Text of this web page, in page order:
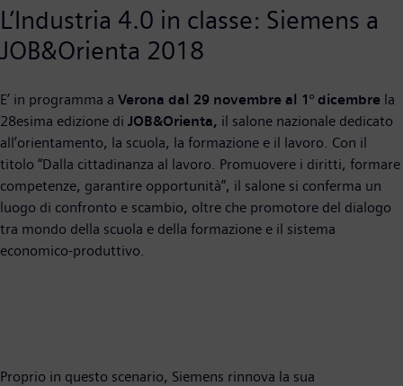
L’Industria 4.0 in classe: Siemens a
JOB&Orienta 2018
E’ in programma a Verona dal 29 novembre al 1° dicembre la
28esima edizione di JOB&Orienta, il salone nazionale dedicato
all’orientamento, la scuola, la formazione e il lavoro. Con il
titolo “Dalla cittadinanza al lavoro. Promuovere i diritti, formare
competenze, garantire opportunità”, il salone si conferma un
luogo di confronto e scambio, oltre che promotore del dialogo
tra mondo della scuola e della formazione e il sistema
economico-produttivo.
Proprio in questo scenario, Siemens rinnova la sua